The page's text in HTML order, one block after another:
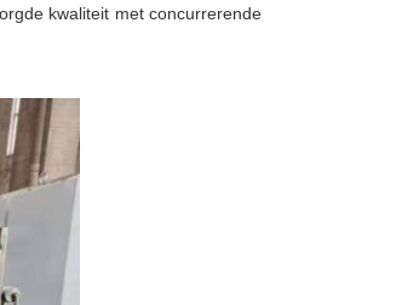
kwaliteit met concurrerende